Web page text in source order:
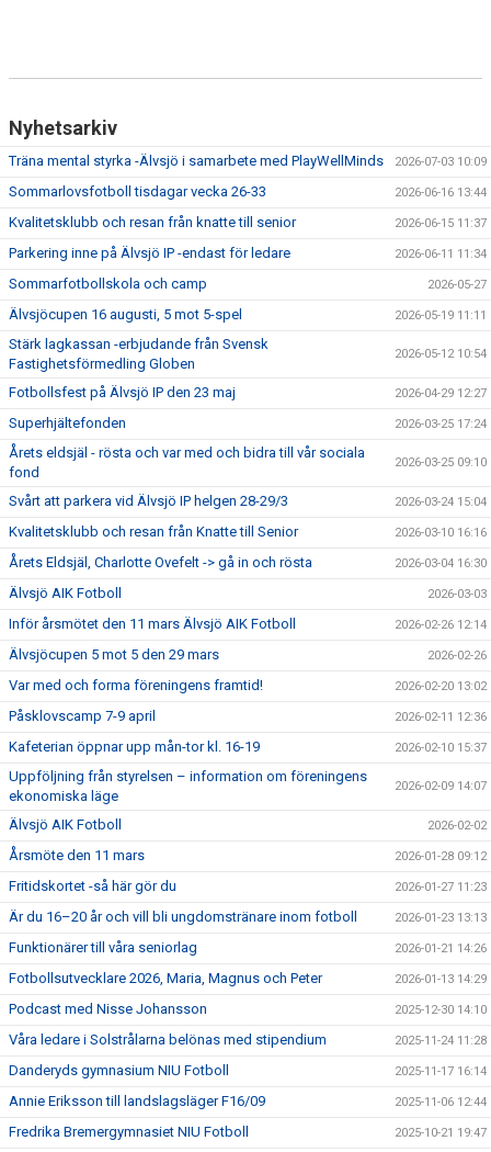
Nyhetsarkiv
Träna mental styrka -Älvsjö i samarbete med PlayWellMinds 2026-07-03 10:09
Sommarlovsfotboll tisdagar vecka 26-33 2026-06-16 13:44
Kvalitetsklubb och resan från knatte till senior 2026-06-15 11:37
Parkering inne på Älvsjö IP -endast för ledare 2026-06-11 11:34
Sommarfotbollskola och camp 2026-05-27
Älvsjöcupen 16 augusti, 5 mot 5-spel 2026-05-19 11:11
Stärk lagkassan -erbjudande från Svensk
Fastighetsförmedling Globen
2026-05-12 10:54
Fotbollsfest på Älvsjö IP den 23 maj 2026-04-29 12:27
Superhjältefonden 2026-03-25 17:24
Årets eldsjäl - rösta och var med och bidra till vår sociala
fond
2026-03-25 09:10
Svårt att parkera vid Älvsjö IP helgen 28-29/3 2026-03-24 15:04
Kvalitetsklubb och resan från Knatte till Senior 2026-03-10 16:16
Årets Eldsjäl, Charlotte Ovefelt -> gå in och rösta 2026-03-04 16:30
Älvsjö AIK Fotboll 2026-03-03
Inför årsmötet den 11 mars Älvsjö AIK Fotboll 2026-02-26 12:14
Älvsjöcupen 5 mot 5 den 29 mars 2026-02-26
Var med och forma föreningens framtid! 2026-02-20 13:02
Påsklovscamp 7-9 april 2026-02-11 12:36
Kafeterian öppnar upp mån-tor kl. 16-19 2026-02-10 15:37
Uppföljning från styrelsen – information om föreningens
ekonomiska läge
2026-02-09 14:07
Älvsjö AIK Fotboll 2026-02-02
Årsmöte den 11 mars 2026-01-28 09:12
Fritidskortet -så här gör du 2026-01-27 11:23
Är du 16–20 år och vill bli ungdomstränare inom fotboll 2026-01-23 13:13
Funktionärer till våra seniorlag 2026-01-21 14:26
Fotbollsutvecklare 2026, Maria, Magnus och Peter 2026-01-13 14:29
Podcast med Nisse Johansson 2025-12-30 14:10
Våra ledare i Solstrålarna belönas med stipendium 2025-11-24 11:28
Danderyds gymnasium NIU Fotboll 2025-11-17 16:14
Annie Eriksson till landslagsläger F16/09 2025-11-06 12:44
Fredrika Bremergymnasiet NIU Fotboll 2025-10-21 19:47